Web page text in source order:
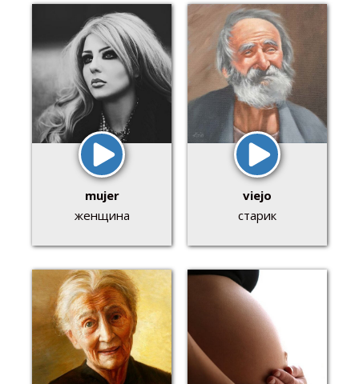
mujer
женщина
viejo
старик